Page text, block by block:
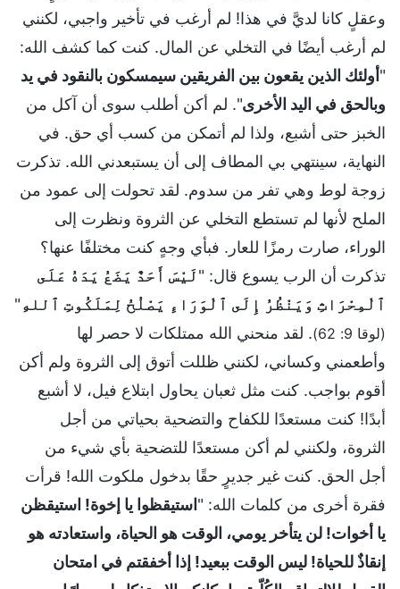
وعقلٍ كانا لديَّ في هذا! لم أرغب في تأخير واجبي، لكنني
لم أرغب أيضًا في التخلي عن المال. كنت كما كشف الله:
"أولئك الذين يقعون بين الفريقين سيمسكون بالنقود في يد
وبالحق في اليد الأخرى". لم أكن أطلب سوى أن آكل من
الخبز حتى أشبع، ولذا لم أتمكن من كسب أي حق. في
النهاية، سينتهي بي المطاف إلى أن يستبعدني الله. تذكرت
زوجة لوط وهي تفر من سدوم. لقد تحولت إلى عمود من
الملح لأنها لم تستطع التخلي عن الثروة ونظرت إلى
الوراء، صارت رمزًا للعار. فبأي وجهٍ كنت مختلفًا عنها؟
تذكرت أن الرب يسوع قال: "لَيْسَ أَحَدٌ يَضَعُ يَدَهُ عَلَى
ٱلْمِحْرَاثِ وَيَنْظُرُ إِلَى ٱلْوَرَاءِ يَصْلُحُ لِمَلَكُوتِ ٱللهِ"
(لوقا 9: 62)
. لقد منحني الله ممتلكات لا حصر لها
وأطعمني وكساني، لكنني ظللت أتوق إلى الثروة ولم أكن
أقوم بواجب. كنت مثل ثعبان يحاول ابتلاع فيل، لا أشبع
أبدًا! كنت مستعدًا للكفاح والتضحية بحياتي من أجل
الثروة، ولكنني لم أكن مستعدًا للتضحية بأي شيء من
أجل الحق. كنت غير جديرٍ حقًا بدخول ملكوت الله! قرأت
فقرة أخرى من كلمات الله: "استيقظوا يا إخوة! استيقظن
يا أخوات! لن يتأخر يومي، الوقت هو الحياة، واستعادته هو
إنقاذٌ للحياة! ليس الوقت ببعيد! إذا أخفقتم في امتحان